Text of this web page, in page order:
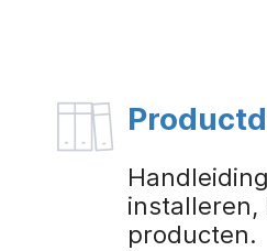
installeren,
producten.